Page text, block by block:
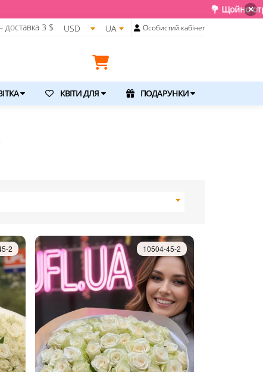
💐 Щойно отримали свіжу поставку.×
3 $ USD UA Особистий кабінет
КВІТИ ДЛЯ ПОДАРУНКИ
2 10504-45-2